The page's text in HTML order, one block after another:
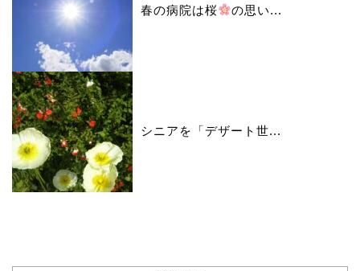
春の病院は桜 の思い...
シニアを「デザート世...